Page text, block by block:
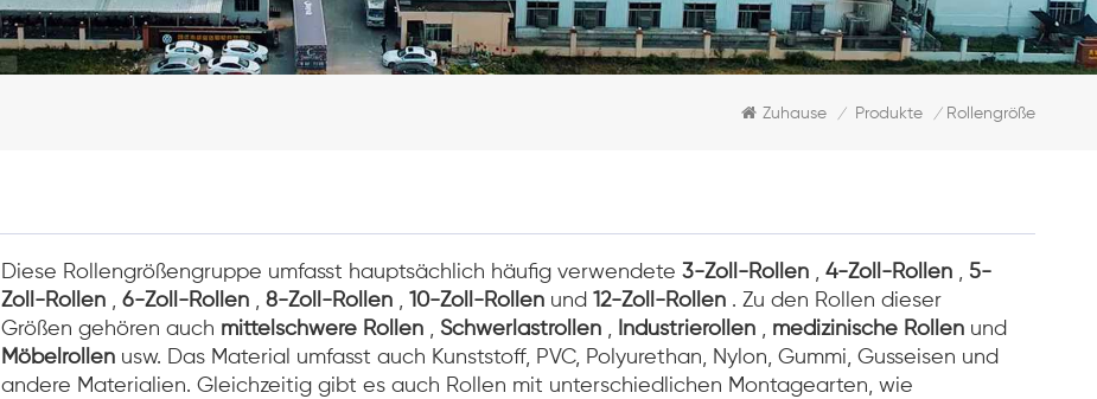
Zuhause / Produkte / Rollengröße
Diese Rollengrößengruppe umfasst hauptsächlich häufig verwendete 3-Zoll-Rollen, 4-Zoll-Rollen, 5-
Zoll-Rollen, 6-Zoll-Rollen, 8-Zoll-Rollen, 10-Zoll-Rollenund 12-Zoll-Rollen. Zu den Rollen dieser
Größen gehören auch mittelschwere Rollen, Schwerlastrollen, Industrierollen, medizinische Rollenund
Möbelrollenusw. Das Material umfasst auch Kunststoff, PVC, Polyurethan, Nylon, Gummi, Gusseisen und
andere Materialien. Gleichzeitig gibt es auch Rollen mit unterschiedlichen Montagearten, wie